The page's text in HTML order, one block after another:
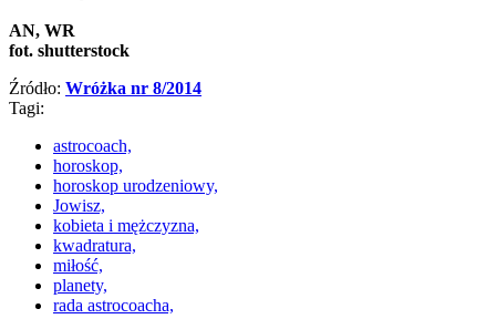
AN, WR
fot. shutterstock
Źródło: Wróżka nr 8/2014
Tagi:
astrocoach,
horoskop,
horoskop urodzeniowy,
Jowisz,
kobieta i mężczyzna,
kwadratura,
miłość,
planety,
rada astrocoacha,